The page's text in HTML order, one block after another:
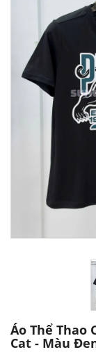
Áo Thể Thao
Cat - Màu